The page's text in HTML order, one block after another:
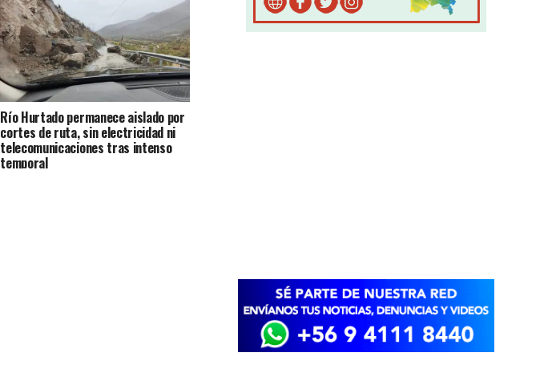
Río Hurtado permanece aislado por
cortes de ruta, sin electricidad ni
telecomunicaciones tras intenso
temporal